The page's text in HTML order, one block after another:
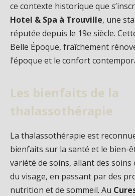
ce contexte historique que
Hotel & Spa à Trouville, une
réputée depuis le 19e siècle.
Belle Époque, fraîchement
l’époque et le confort
Les bienfaits de la
thalassothérapie
La thalassothérapie est
bienfaits sur la santé et le bien-
variété de soins, allant des
du visage, en passant par des
nutrition et de sommeil. Au